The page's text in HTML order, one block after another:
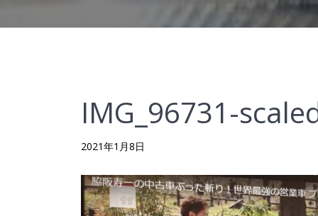
IMG_96731-
2021年1月8日